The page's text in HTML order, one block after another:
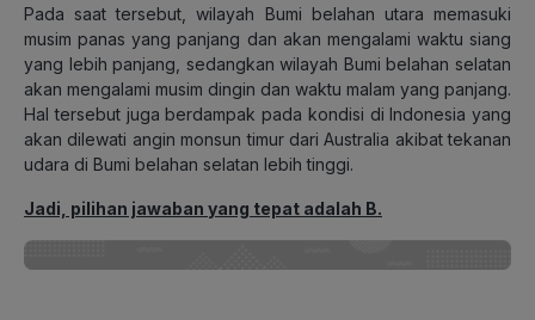
Pada saat tersebut, wilayah Bumi belahan utara memasuki
musim panas yang panjang dan akan mengalami waktu siang
yang lebih panjang, sedangkan wilayah Bumi belahan selatan
akan mengalami musim dingin dan waktu malam yang panjang.
Hal tersebut juga berdampak pada kondisi di Indonesia yang
akan dilewati angin monsun timur dari Australia akibat tekanan
udara di Bumi belahan selatan lebih tinggi.
Jadi, pilihan jawaban yang tepat adalah B.